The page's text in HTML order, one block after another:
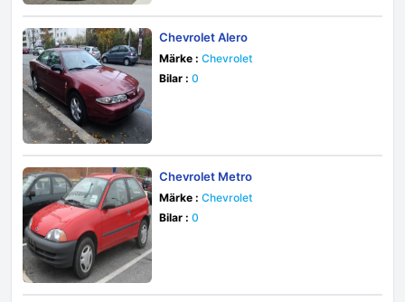
Chevrolet Alero
Märke : Chevrolet
Bilar : 0
Chevrolet Metro
Märke : Chevrolet
Bilar : 0